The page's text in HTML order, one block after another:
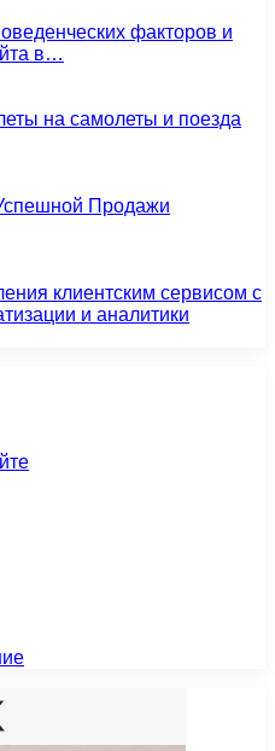
факторов и
в…
на самолеты и поезда
Продажи
клиентским сервисом с
и аналитики